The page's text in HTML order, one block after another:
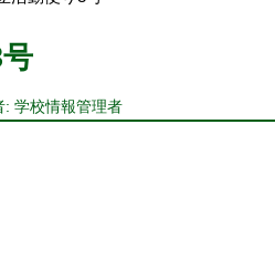
: 学校情報管理者